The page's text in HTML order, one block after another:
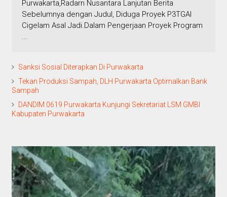
Purwakarta,Radarn Nusantara Lanjutan Berita
Sebelumnya dengan Judul, Diduga Proyek P3TGAI
Cigelam Asal Jadi.Dalam Pengerjaan Proyek Program
...
Sanksi Sosial Diterapkan Di Purwakarta
Tekan Produksi Sampah, DLH Purwakarta Optimalkan Bank
Sampah
DANDIM 0619 Purwakarta Kunjungi Sekretariat LSM GMBI
Kabupaten Purwakarta